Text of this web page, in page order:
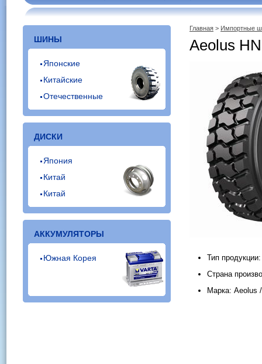
ШИНЫ
Японские
Китайские
Отечественные
ДИСКИ
Япония
Китай
Китай
АККУМУЛЯТОРЫ
Южная Корея
Главная > Импортные
Aeolus
Тип
Страна
Марка: Aeolus